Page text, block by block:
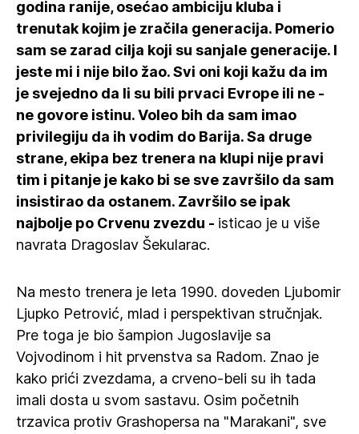
godina ranije, osećao ambiciju kluba i
trenutak kojim je zračila generacija. Pomerio
sam se zarad cilja koji su sanjale generacije. I
jeste mi i nije bilo žao. Svi oni koji kažu da im
je svejedno da li su bili prvaci Evrope ili ne -
ne govore istinu. Voleo bih da sam imao
privilegiju da ih vodim do Barija. Sa druge
strane, ekipa bez trenera na klupi nije pravi
tim i pitanje je kako bi se sve završilo da sam
insistirao da ostanem. Završilo se ipak
najbolje po Crvenu zvezdu - isticao je u više
navrata Dragoslav Šekularac.
Na mesto trenera je leta 1990. doveden Ljubomir
Ljupko Petrović, mlad i perspektivan stručnjak.
Pre toga je bio šampion Jugoslavije sa
Vojvodinom i hit prvenstva sa Radom. Znao je
kako prići zvezdama, a crveno-beli su ih tada
imali dosta u svom sastavu. Osim početnih
trzavica protiv Grashopersa na "Marakani", sve